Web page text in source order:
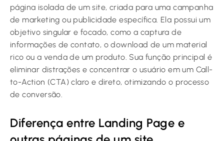
página isolada de um site, criada para uma campanha
de marketing ou publicidade específica. Ela possui um
objetivo singular e focado, como a captura de
informações de contato, o download de um material
rico ou a venda de um produto. Sua função principal é
eliminar distrações e concentrar o usuário em um Call-
to-Action (CTA) claro e direto, otimizando o processo
de conversão.
Diferença entre Landing Page e